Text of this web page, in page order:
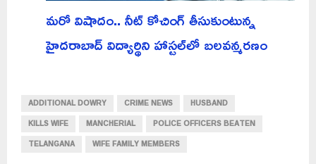
మరో విషాదం.. నీట్ కోచింగ్ తీసుకుంటున్న
హైదరాబాద్ విద్యార్థిని హాస్టల్‌లో బలవన్మరణం
ADDITIONAL DOWRY CRIME NEWS
HUSBAND
KILLS WIFE
MANCHERIAL
POLICE OFFICERS BEATEN
TELANGANA
WIFE FAMILY MEMBERS